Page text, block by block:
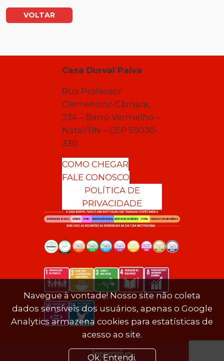
VOLTAR
Casa Durval Paiva
Rua Professor
Clementino Câmara,
234 – Barro Vermelho –
Natal/RN – CEP 59030-
330
COMO CHEGAR
FALE CONOSCO
POLÍTICA DE
PRIVACIDADE
Navegue à vontade! Nosso site não coleta
dados sensíveis dos usuários, apenas o Google
Analytics armazena cookies para estatísticas de
acesso ao site.
Ok. Entendi.